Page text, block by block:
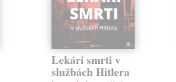
Lekári smrti v
službách Hitlera